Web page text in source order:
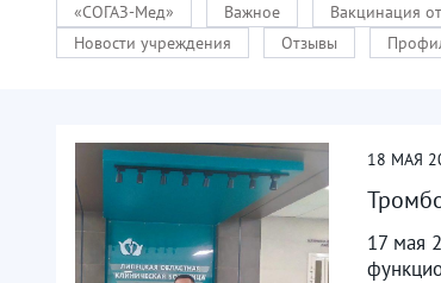
«СОГАЗ-Мед»
Важное Вакцинация
Новости учреждения
Отзывы
18 МАЯ
17 мая